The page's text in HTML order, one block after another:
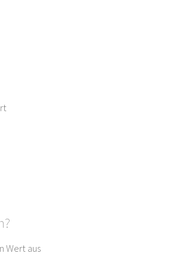
Wert aus